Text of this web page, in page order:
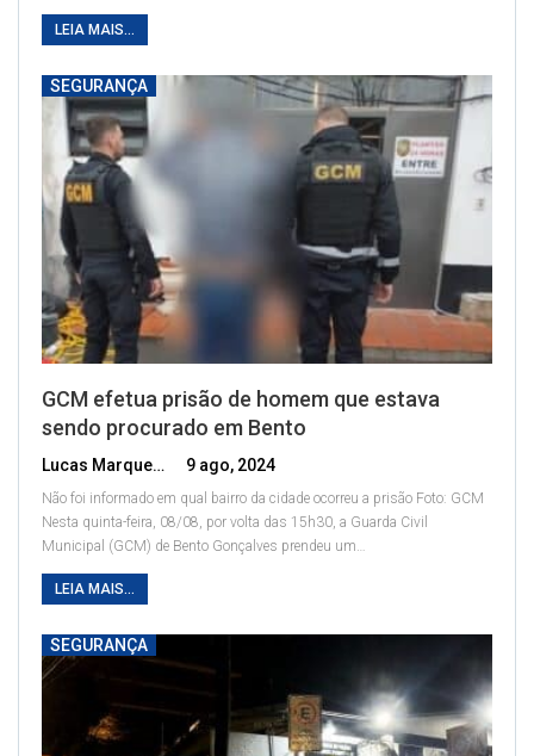
LEIA MAIS...
SEGURANÇA
GCM efetua prisão de homem que estava
sendo procurado em Bento
Lucas Marques 9 ago, 2024
Não foi informado em qual bairro da cidade ocorreu a prisão Foto: GCM
Nesta quinta-feira, 08/08, por volta das 15h30, a Guarda Civil
Municipal (GCM) de Bento Gonçalves prendeu um
LEIA MAIS...
SEGURANÇA